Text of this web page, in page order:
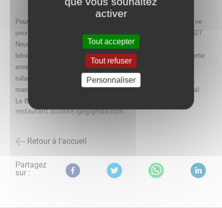
Pour finir, plusieurs membres du bureau du restaurant scolaire ne
pourront plus s'investir pour l'année scolaire suivante : 2026/2027.
Nous sommes donc à la recherche de nouveaux parents
bénévoles qui pourraient commencer à rejoindre l'équipe dés cette
année pour un
tuilage progressif. Si vous êtes intéressés merci de vous
manifester auprès de l'un de nous ou de nous contacter par mail.
Le Bureau du Restaurant Scolaire
restaurant.scolaire.ige@gmail.com
Retour à l'accueil
Partagez
sur :
activer
Tout accepter
Tout refuser
Personnaliser